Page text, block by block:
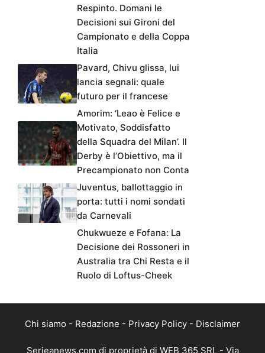
Respinto. Domani le
Decisioni sui Gironi del
Campionato e della Coppa
Italia
Pavard, Chivu glissa, lui
lancia segnali: quale
futuro per il francese
Amorim: ‘Leao è Felice e
Motivato, Soddisfatto
della Squadra del Milan’. Il
Derby è l’Obiettivo, ma il
Precampionato non Conta
Juventus, ballottaggio in
porta: tutti i nomi sondati
da Carnevali
Chukwueze e Fofana: La
Decisione dei Rossoneri in
Australia tra Chi Resta e il
Ruolo di Loftus-Cheek
Chi siamo - Redazione - Privacy Policy - Disclaimer
Serieanews.com di proprietà di WEB 365 SRL - Via